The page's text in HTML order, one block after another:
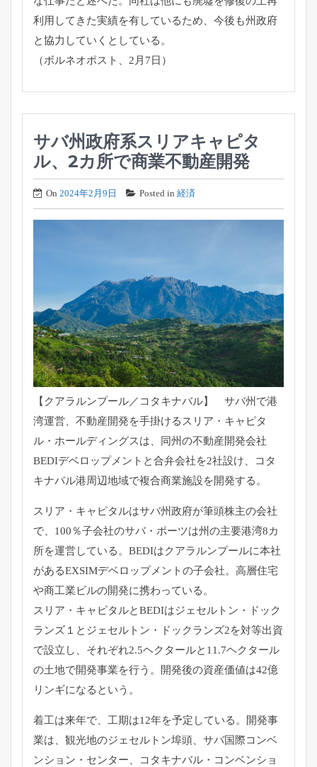
利用してきた実績を有しているため、今後も州政府
と協力していくとしている。
（ボルネオポスト、2月7日）
サバ州政府系スリアキャピタ
ル、2カ所で商業不動産開発
On 2024年2月9日 Posted in 経済
【クアラルンプール／コタキナバル】 サバ州で港
湾運営、不動産開発を手掛けるスリア・キャピタ
ル・ホールディングスは、同州の不動産開発会社
BEDIデベロップメントと合弁会社を2社設け、コタ
キナバル港周辺地域で複合商業施設を開発する。
スリア・キャピタルはサバ州政府が筆頭株主の会社
で、100％子会社のサバ・ポーツは州の主要港湾8カ
所を運営している。BEDIはクアラルンプールに本社
があるEXSIMデベロップメントの子会社。高層住宅
や商工業ビルの開発に携わっている。
スリア・キャピタルとBEDIはジェセルトン・ドック
ランズ１とジェセルトン・ドックランズ2を対等出資
で設立し、それぞれ2.5ヘクタールと11.7ヘクタール
の土地で開発事業を行う。開発後の資産価値は42億
リンギになるという。
着工は来年で、工期は12年を予定している。開発事
業は、観光地のジェセルトン埠頭、サバ国際コンベ
ンション・センター、コタキナバル・コンベンショ